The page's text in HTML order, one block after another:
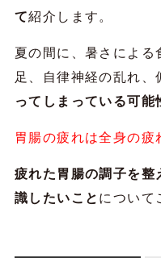
て紹介します。
夏の間に、暑さによる
足、自律神経の乱れ、
ってしまっている可能
胃腸の疲れは全身の疲
疲れた胃腸の調子を整
識したいこと について